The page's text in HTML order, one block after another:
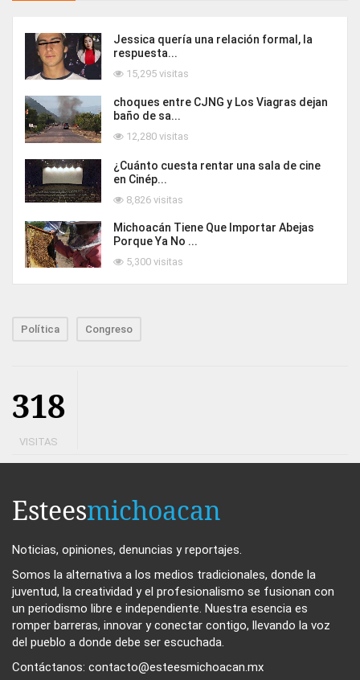
Jessica quería una relación formal, la
respuesta...
15,295 visitas
choques entre CJNG y Los Viagras dejan
baño de sa...
12,280 visitas
¿Cuánto cuesta rentar una sala de cine
en Cinép...
8,826 visitas
Michoacán Tiene Que Importar Abejas
Porque Ya No ...
5,300 visitas
Política Congreso
318
VISITAS
Esteesmichoacan
Noticias, opiniones, denuncias y reportajes.
Somos la alternativa a los medios tradicionales, donde la
juventud, la creatividad y el profesionalismo se fusionan con
un periodismo libre e independiente. Nuestra esencia es
romper barreras, innovar y conectar contigo, llevando la voz
del pueblo a donde debe ser escuchada.
Contáctanos: contacto@esteesmichoacan.mx